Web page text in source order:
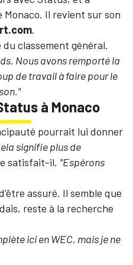
Il revient sur son
.
classement général.
Nous avons remporté la
de travail à faire pour le
à Monaco
pourrait lui donner
signifie plus de
satisfait-il. "Espérons
assuré. Il semble que
reste à la recherche
ici en WEC, mais je ne